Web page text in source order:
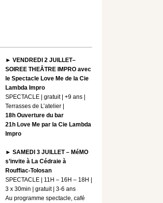
► VENDREDI 2 JUILLET–
SOIREE THEÂTRE IMPRO avec
le Spectacle Love Me de la Cie
Lambda Impro
SPECTACLE | gratuit | +9 ans |
Terrasses de L’atelier |
18h Ouverture du bar
21h Love Me par la Cie Lambda
Impro
► SAMEDI 3 JUILLET – MéMO
s’invite à La Cédraie à
Rouffiac-Tolosan
SPECTACLE | 11H – 16H – 18H |
3 x 30min | gratuit | 3-6 ans
Au programme spectacle, café